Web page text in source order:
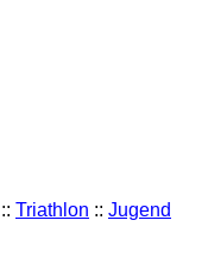
:: Triathlon :: Jugend